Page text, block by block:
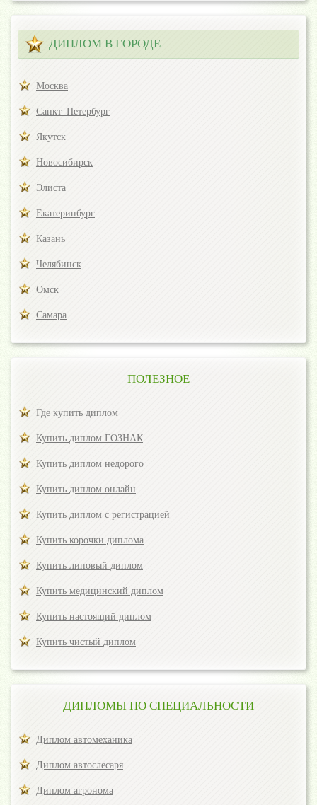
ДИПЛОМ В ГОРОДЕ
Москва
Санкт–Петербург
Якутск
Новосибирск
Элиста
Екатеринбург
Казань
Челябинск
Омск
Самара
ПОЛЕЗНОЕ
Где купить диплом
Купить диплом ГОЗНАК
Купить диплом недорого
Купить диплом онлайн
Купить диплом с регистрацией
Купить корочки диплома
Купить липовый диплом
Купить медицинский диплом
Купить настоящий диплом
Купить чистый диплом
ДИПЛОМЫ ПО СПЕЦИАЛЬНОСТИ
Диплом автомеханика
Диплом автослесаря
Диплом агронома